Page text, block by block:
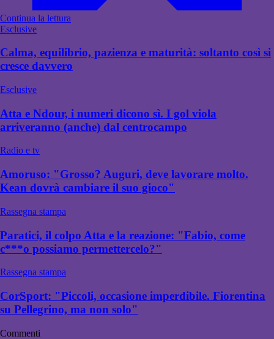
Continua la lettura
Esclusive
Calma, equilibrio, pazienza e maturità: soltanto così si
cresce davvero
Esclusive
Atta e Ndour, i numeri dicono sì. I gol viola
arriveranno (anche) dal centrocampo
Radio e tv
Amoruso: "Grosso? Auguri, deve lavorare molto.
Kean dovrà cambiare il suo gioco"
Rassegna stampa
Paratici, il colpo Atta e la reazione: "Fabio, come
c***o possiamo permettercelo?"
Rassegna stampa
CorSport: "Piccoli, occasione imperdibile. Fiorentina
su Pellegrino, ma non solo"
Commenti